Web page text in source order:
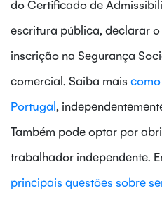
do Certificado de
escritura pública, declarar
inscrição na Segurança
comercial. Saiba mais
Portugal,
Também pode optar por
trabalhador independente.
principais questões sobre